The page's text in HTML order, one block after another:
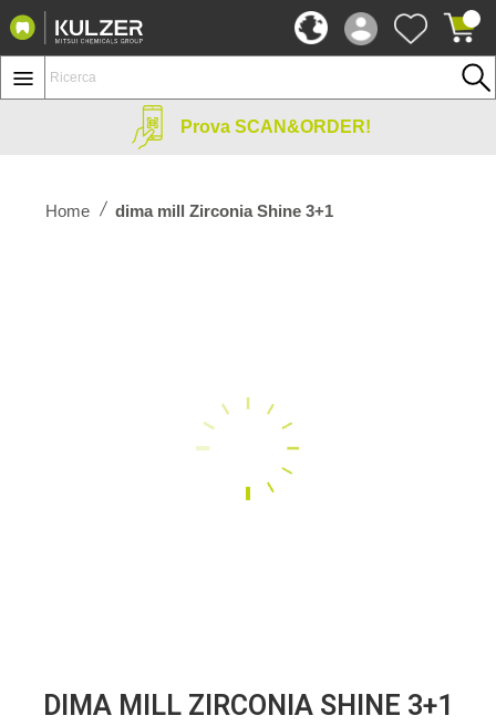
Prova SCAN&ORDER!
Home dima mill Zirconia Shine 3+1
all'inizio
DIMA MILL ZIRCONIA SHINE 3+1